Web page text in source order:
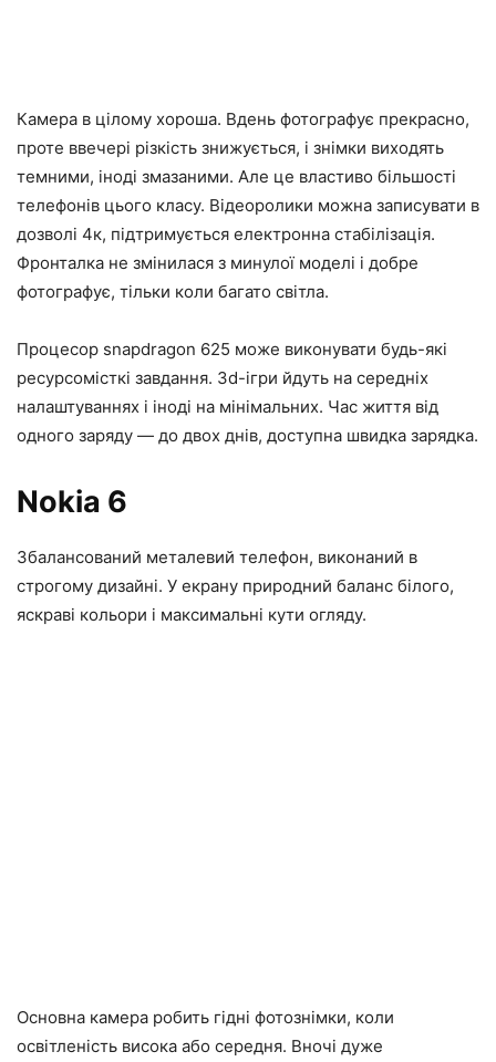
Камера в цілому хороша. Вдень фотографує прекрасно,
проте ввечері різкість знижується, і знімки виходять
темними, іноді змазаними. Але це властиво більшості
телефонів цього класу. Відеоролики можна записувати в
дозволі 4к, підтримується електронна стабілізація.
Фронталка не змінилася з минулої моделі і добре
фотографує, тільки коли багато світла.
Процесор snapdragon 625 може виконувати будь-які
ресурсомісткі завдання. 3d-ігри йдуть на середніх
налаштуваннях і іноді на мінімальних. Час життя від
одного заряду — до двох днів, доступна швидка зарядка.
Nokia 6
Збалансований металевий телефон, виконаний в
строгому дизайні. У екрану природний баланс білого,
яскраві кольори і максимальні кути огляду.
Основна камера робить гідні фотознімки, коли
освітленість висока або середня. Вночі дуже